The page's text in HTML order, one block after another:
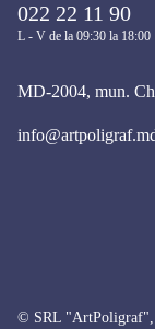
022 22 11 90
L - V de la 09:30 la 18:00
MD-2004, mun.
© SRL "ArtPoligraf",